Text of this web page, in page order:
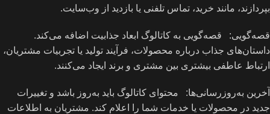
بپردازند، مانند خرید، تماس تلفنی یا بازدید از وب‌سایت.
قصه‌گویی: قصه‌گویی به کاتالوگ ابعاد جذابیت اضافه می‌کند.
داستان‌های جذاب درباره محصولات، فرآیند تولید یا تجربیات مشتریان،
ارتباط عاطفی بیشتری بین مشتری و برند ایجاد می‌کنند.
آخرین به‌روزرسانی‌ها: محتوای کاتالوگ باید به‌روز باشد و تغییرات
جدید در محصولات یا خدمات شما را اعلام کند. مشتریان به اطلاعات